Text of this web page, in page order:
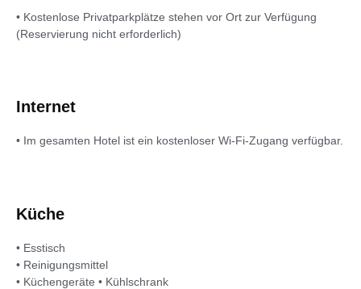
• Kostenlose Privatparkplätze stehen vor Ort zur Verfügung
(Reservierung nicht erforderlich)
Internet
• Im gesamten Hotel ist ein kostenloser Wi-Fi-Zugang verfügbar.
Küche
• Esstisch
• Reinigungsmittel
• Küchengeräte • Kühlschrank